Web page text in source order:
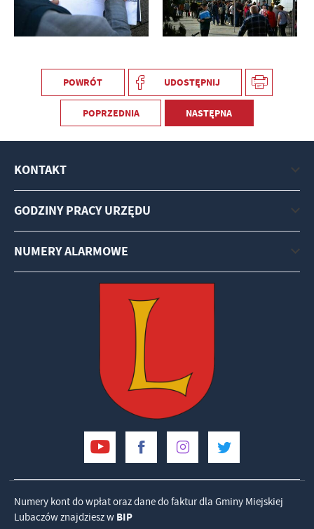
POWRÓT UDOSTĘPNIJ
POPRZEDNIA NASTĘPNA
KONTAKT
GODZINY PRACY URZĘDU
NUMERY ALARMOWE
Numery kont do wpłat oraz dane do faktur dla Gminy Miejskiej
Lubaczów znajdziesz w BIP